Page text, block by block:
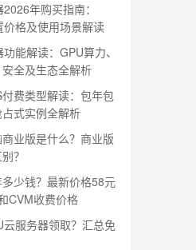
年购买指南：
格及使用场景解读
能解读：GPU算力、
全及生态全解析
费类型解读：包年包
式实例全解析
业版是什么？商业版
？
少钱？最新价格58元
CVM收费价格
服务器领取？汇总免